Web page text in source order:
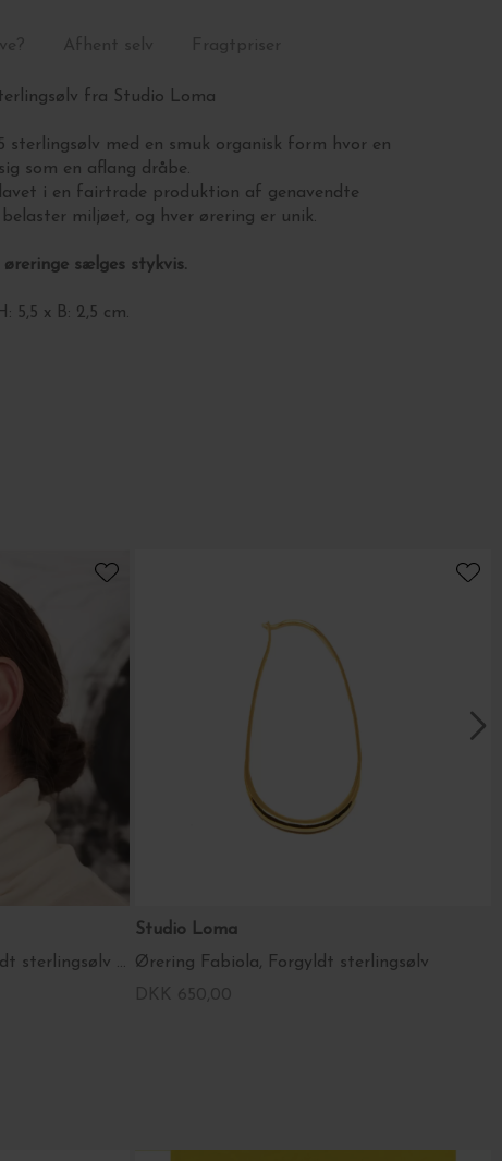
fra Studio Loma
sterlingsølv med en smuk organisk form hvor en
som en aflang dråbe.
i en fairtrade produktion af genavendte
miljøet, og hver ørering er unik.
sælges stykvis.
5,5 x B: 2,5 cm.
Ørering Emmely Stor, Forgyldt sterlingsølv 1 stk.
Studio Loma
Ørering Fabiola, Forgyldt sterlingsølv